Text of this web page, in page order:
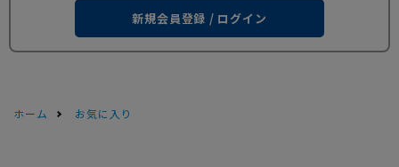
新規会員登録 / ログイン
ホーム お気に入り